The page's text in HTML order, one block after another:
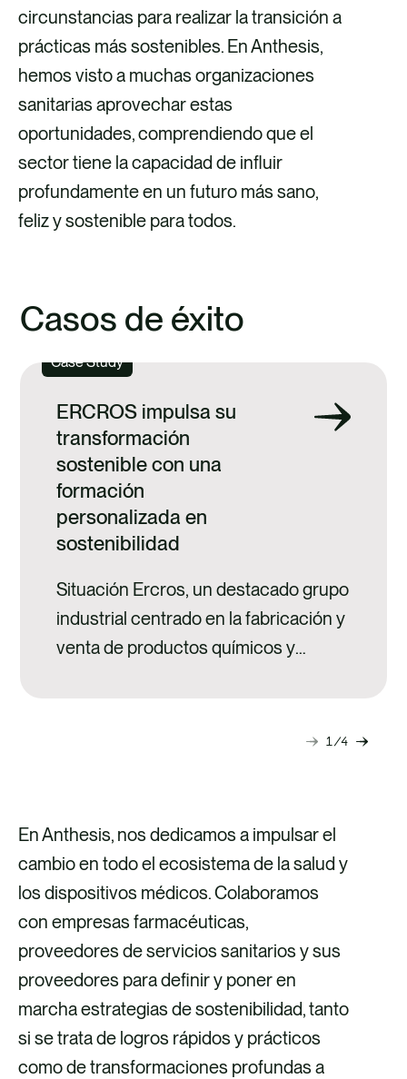
circunstancias para realizar la transición a
prácticas más sostenibles. En Anthesis,
hemos visto a muchas organizaciones
sanitarias aprovechar estas
oportunidades, comprendiendo que el
sector tiene la capacidad de influir
profundamente en un futuro más sano,
feliz y sostenible para todos.
Casos de éxito
Case Study
ERCROS impulsa su
transformación
sostenible con una
formación
personalizada en
sostenibilidad
Situación Ercros, un destacado grupo
industrial centrado en la fabricación y
venta de productos químicos y
las últimas tendencias y actualidad en
instalaciones, absoluto respeto por el
Diapositiva
1 4
En Anthesis, nos dedicamos a impulsar el
cambio en todo el ecosistema de la salud y
los dispositivos médicos. Colaboramos
con empresas farmacéuticas,
proveedores de servicios sanitarios y sus
proveedores para definir y poner en
marcha estrategias de sostenibilidad, tanto
si se trata de logros rápidos y prácticos
como de transformaciones profundas a